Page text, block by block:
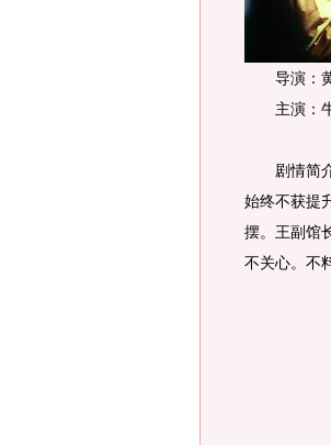
导演：黄
主演：牛
剧情简介
始终不获提
摆。王副馆
不关心。不